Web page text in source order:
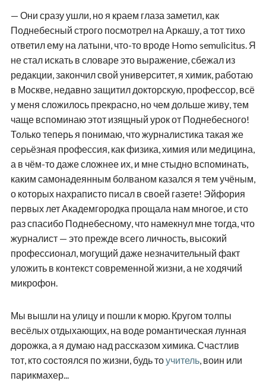
— Они сразу ушли, но я краем глаза заметил, как
Поднебесный строго посмотрел на Аркашу, а тот тихо
ответил ему на латыни, что-то вроде Homo semulicitus. Я
не стал искать в словаре это выражение, сбежал из
редакции, закончил свой университет, я химик, работаю
в Москве, недавно защитил докторскую, профессор, всё
у меня сложилось прекрасно, но чем дольше живу, тем
чаще вспоминаю этот изящный урок от Поднебесного!
Только теперь я понимаю, что журналистика такая же
серьёзная профессия, как физика, химия или медицина,
а в чём-то даже сложнее их, и мне стыдно вспоминать,
каким самонадеянным болваном казался я тем учёным,
о которых нахраписто писал в своей газете! Эйфория
первых лет Академгородка прощала нам многое, и сто
раз спасибо Поднебесному, что намекнул мне тогда, что
журналист — это прежде всего личность, высокий
профессионал, могущий даже незначительный факт
уложить в контекст современной жизни, а не ходячий
микрофон.
Мы вышли на улицу и пошли к морю. Кругом толпы
весёлых отдыхающих, на воде романтическая лунная
дорожка, а я думаю над рассказом химика. Счастлив
тот, кто состоялся по жизни, будь тоучитель, воин или
парикмахер...